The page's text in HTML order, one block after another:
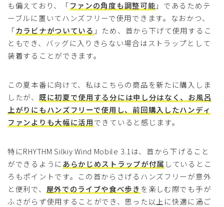
も備えており、「ファンの角度も調整可能 」であるためテ
ーブルに置いてハンズフリーで使用できます。なおかつ、
「カラビナがついている 」ため、首から下げて使用するこ
ともでき、バッグに入りきらない場合はストラップとして
装着することができます。
この夏本番に向けて、私はこちらの商品を新たに購入しま
したが、 既に初夏で使用する分には申し分はなく、お風呂
上がりにもハンズフリーで使用し、前回購入したハンディ
ファンよりも大幅に活用できていると感じます。
特にRHYTHM Silkiy Wind Mobile 3.1は、首から下げること
ができるようにあらかじめストラップが付属 しているとこ
ろもポイントです。この首からさげるハンズフリーが意外
と便利で、 屋外でのライブや食べ歩き を楽しむ際でも手が
ふさがらず使用することができ、思った以上に快適に過ご